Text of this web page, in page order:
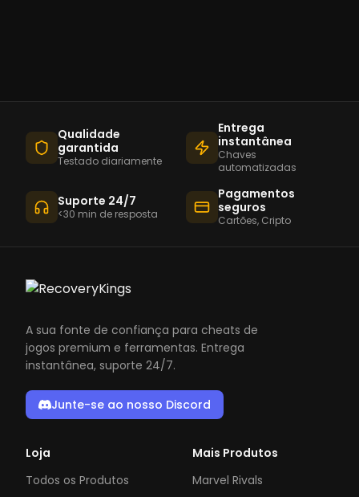
Qualidade
garantida
Testado diariamente
Entrega
instantânea
Chaves
automatizadas
Suporte 24/7
<30 min de resposta
Pagamentos
seguros
Cartões, Cripto
A sua fonte de confiança para cheats de
jogos premium e ferramentas. Entrega
instantânea, suporte 24/7.
Junte-se ao nosso Discord
Loja
Todos os Produtos
Mais Produtos
Marvel Rivals